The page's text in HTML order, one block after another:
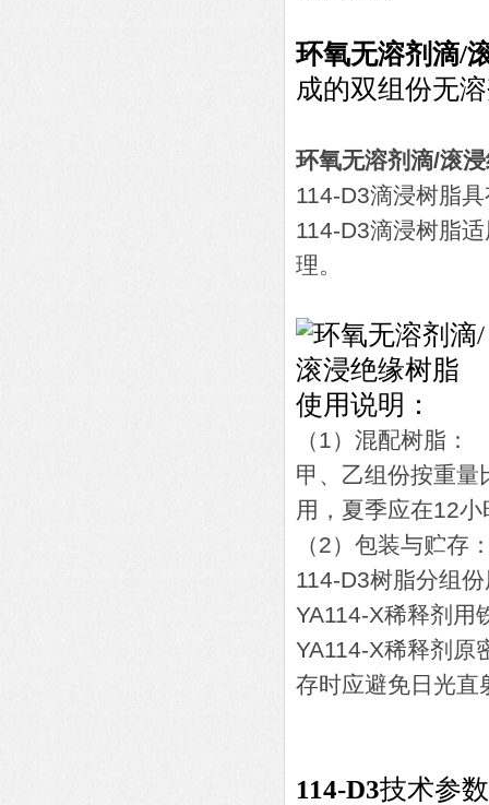
环氧无溶剂滴/
成的双组份无
环氧无溶剂滴/滚
114-D3滴浸树脂
114-D3滴浸树脂
理。
使用说明：
（1）混配树脂：
甲、乙组份按重量
用，夏季应在12
（2）包装与贮存
114-D3树脂分组
YA114-X稀释剂用
YA114-X稀释剂
存时应避免日光直
114-D3技术参